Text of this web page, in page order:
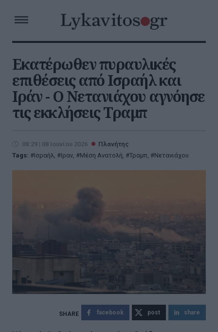
Εκατέρωθεν πυραυλικές
επιθέσεις από Ισραήλ και
Ιράν - Ο Νετανιάχου αγνόησε
τις εκκλήσεις Τραμπ
08:29 | 08 Ιουνίου 2026
Πλανήτης
Tags:
Ισραήλ, Ιραν, Μέση Ανατολή, Τραμπ, Νετανιάχου
facebook post share